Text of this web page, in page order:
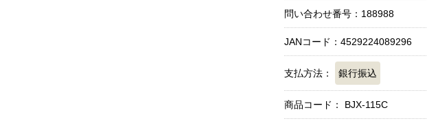
問い合わせ番号：188988
JANコード：4529224089296
支払方法： 銀行振込
商品コード： BJX-115C